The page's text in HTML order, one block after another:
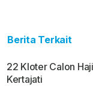
Berita Terkait
22 Kloter Calon
Kertajati